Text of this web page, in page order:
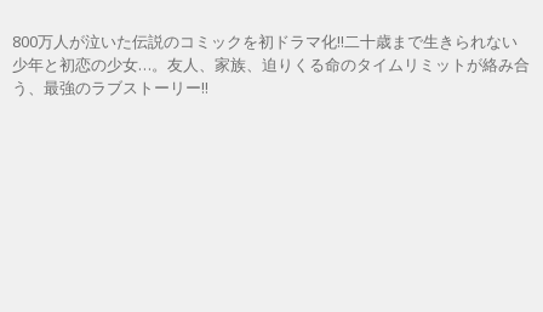
800万人が泣いた伝説のコミックを初ドラマ化!!二十歳まで生きられない
少年と初恋の少女…。友人、家族、迫りくる命のタイムリミットが絡み合
う、最強のラブストーリー!!